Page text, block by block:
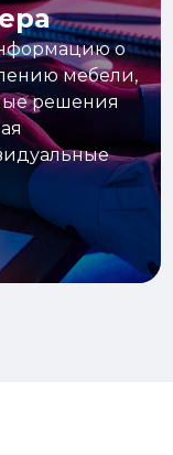
о
мебели,
решения